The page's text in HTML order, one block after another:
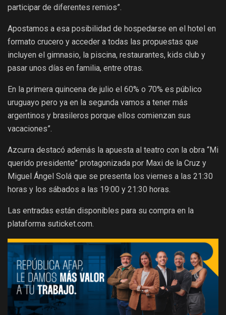
participar de diferentes remios”.
Apostamos a esa posibilidad de hospedarse en el hotel en
formato crucero y acceder a todas las propuestas que
incluyen el gimnasio, la piscina, restaurantes, kids club y
pasar unos días en familia, entre otras.
En la primera quincena de julio el 60% o 70% es público
uruguayo pero ya en la segunda vamos a tener más
argentinos y brasileros porque ellos comienzan sus
vacaciones”.
Azcurra destacó además la apuesta al teatro con la obra “Mi
querido presidente” protagonizada por Maxi de la Cruz y
Miguel Ángel Solá que se presenta los viernes a las 21:30
horas y los sábados a las 19:00 y 21:30 horas.
Las entradas están disponibles para su compra en la
plataforma suticket.com.